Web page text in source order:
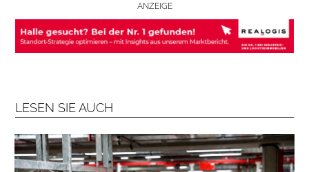
O
N
M
E
N
S
ANZEIGE
LESEN SIE AUCH